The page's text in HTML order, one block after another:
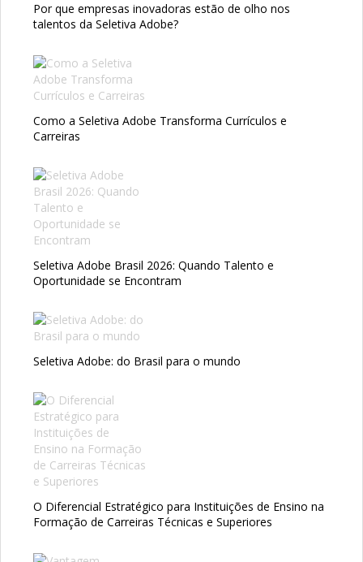
Por que empresas inovadoras estão de olho nos
talentos da Seletiva Adobe?
Como a Seletiva Adobe Transforma Currículos e
Carreiras
Seletiva Adobe Brasil 2026: Quando Talento e
Oportunidade se Encontram
Seletiva Adobe: do Brasil para o mundo
O Diferencial Estratégico para Instituições de Ensino na
Formação de Carreiras Técnicas e Superiores